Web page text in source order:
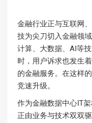
金融行业正与互联网
技为尖刀切入金融领
计算、大数据、AI等
时，用户诉求也发生
的金融服务。在这样
竞速升级。
作为金融数据中心IT
正由业务与技术双双